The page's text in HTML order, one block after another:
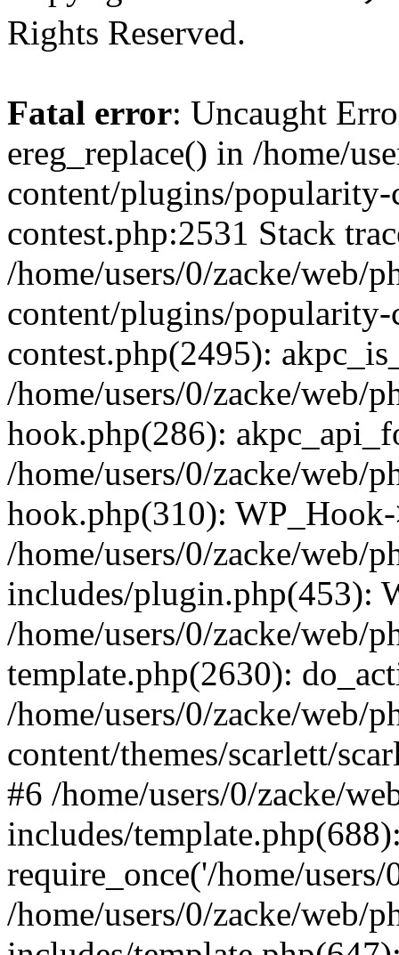
Rights Reserved.
Fatal error: Uncaught
ereg_replace() in /home/
content/plugins/
contest.php:2531 Stack
/home/users/0/zacke/web/
content/plugins/
contest.php(2495):
/home/users/0/zacke/web/
hook.php(286):
/home/users/0/zacke/web/
hook.php(310):
/home/users/0/zacke/web/
includes/plugin.php(453):
/home/users/0/zacke/web/
template.php(2630):
/home/users/0/zacke/web/
content/themes/scarlett/
#6 /home/users/0/zacke/
includes/
require_once('/home/
/home/users/0/zacke/web/